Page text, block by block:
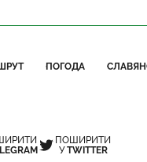
ПОГОДА
ПОШИРИТИ
УTWITTER